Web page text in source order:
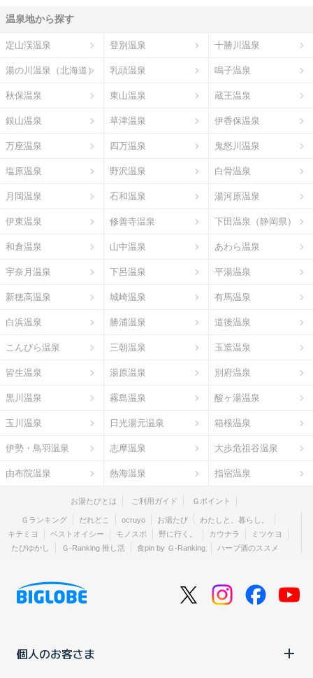
温泉地から探す
定山渓温泉 登別温泉 十勝川温泉
湯の川温泉（北海道） 乳頭温泉 鳴子温泉
秋保温泉 東山温泉 蔵王温泉
銀山温泉 草津温泉 伊香保温泉
万座温泉 四万温泉 鬼怒川温泉
塩原温泉 野沢温泉 白骨温泉
月岡温泉 石和温泉 湯河原温泉
伊東温泉 修善寺温泉 下田温泉（静岡県）
和倉温泉 山中温泉 あわら温泉
宇奈月温泉 下呂温泉 平湯温泉
新穂高温泉 城崎温泉 有馬温泉
白浜温泉 勝浦温泉 道後温泉
こんぴら温泉 三朝温泉 玉造温泉
皆生温泉 湯原温泉 別府温泉
黒川温泉 霧島温泉 酸ヶ湯温泉
玉川温泉 日光湯元温泉 箱根温泉
伊勢・鳥羽温泉 志摩温泉 大歩危祖谷温泉
由布院温泉 熱海温泉 指宿温泉
お湯たびとは ご利用ガイド Ｇポイント
Ｇランキング だれどこ ocruyo お湯たび
わたしと、暮らし。
キテミヨ
ベストオイシー モノスポ 野に行く。 カウナラ
ミツケヨ
たびゆかし
Ｇ-Ranking 推し活 食pin by Ｇ-Ranking ハーブ酒のススメ
個人のお客さま